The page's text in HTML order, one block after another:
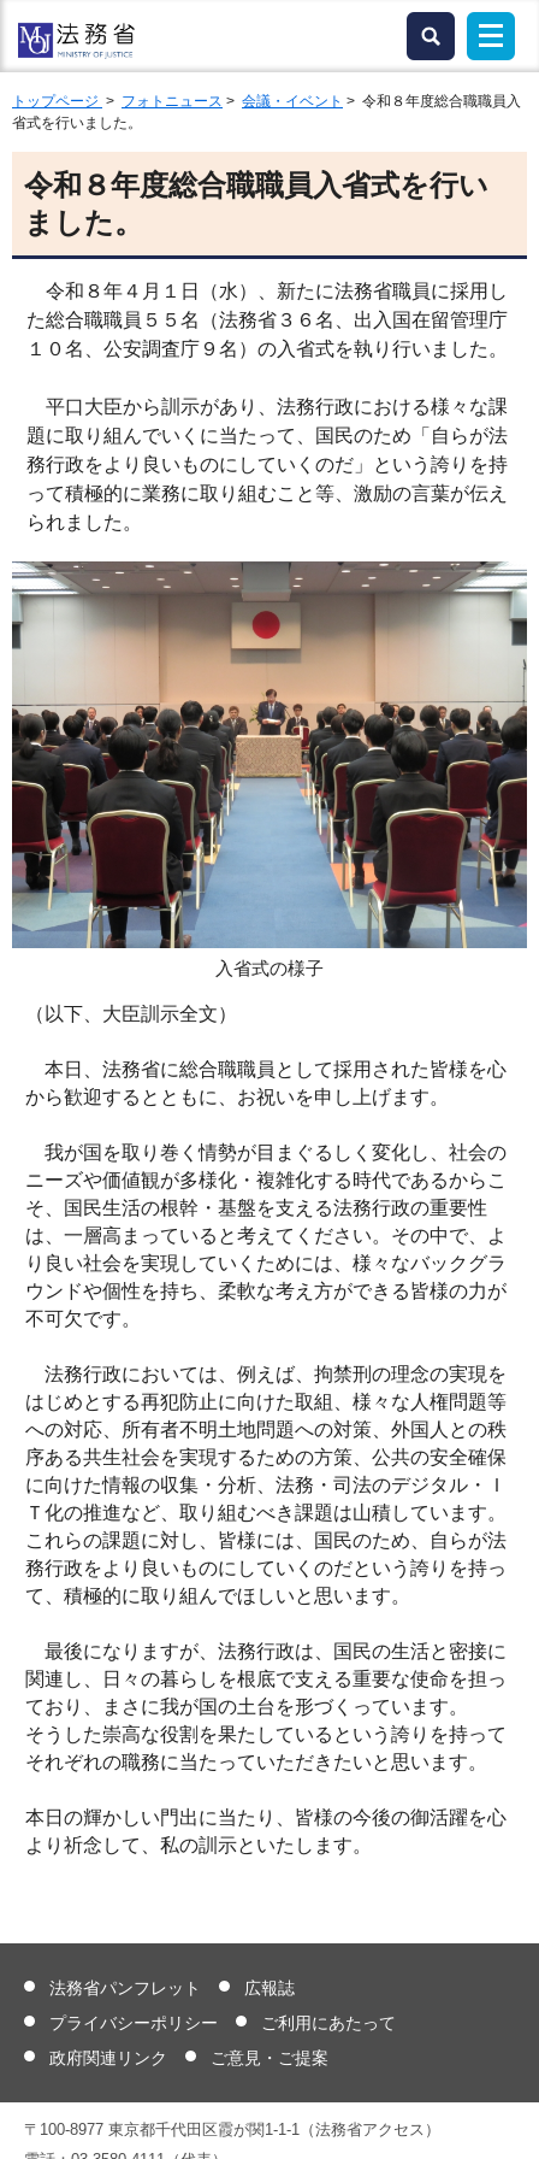
トップページ > フォトニュース > 会議・イベント > 令和８年度総合職職員入
省式を行いました。
令和８年度総合職職員入省式を行い
ました。
令和８年４月１日（水）、新たに法務省職員に採用し
た総合職職員５５名（法務省３６名、出入国在留管理庁
１０名、公安調査庁９名）の入省式を執り行いました。
平口大臣から訓示があり、法務行政における様々な課
題に取り組んでいくに当たって、国民のため「自らが法
務行政をより良いものにしていくのだ」という誇りを持
って積極的に業務に取り組むこと等、激励の言葉が伝え
られました。
入省式の様子
（以下、大臣訓示全文）
本日、法務省に総合職職員として採用された皆様を心
から歓迎するとともに、お祝いを申し上げます。
我が国を取り巻く情勢が目まぐるしく変化し、社会の
ニーズや価値観が多様化・複雑化する時代であるからこ
そ、国民生活の根幹・基盤を支える法務行政の重要性
は、一層高まっていると考えてください。その中で、よ
り良い社会を実現していくためには、様々なバックグラ
ウンドや個性を持ち、柔軟な考え方ができる皆様の力が
不可欠です。
法務行政においては、例えば、拘禁刑の理念の実現を
はじめとする再犯防止に向けた取組、様々な人権問題等
への対応、所有者不明土地問題への対策、外国人との秩
序ある共生社会を実現するための方策、公共の安全確保
に向けた情報の収集・分析、法務・司法のデジタル・Ｉ
Ｔ化の推進など、取り組むべき課題は山積しています。
これらの課題に対し、皆様には、国民のため、自らが法
務行政をより良いものにしていくのだという誇りを持っ
て、積極的に取り組んでほしいと思います。
最後になりますが、法務行政は、国民の生活と密接に
関連し、日々の暮らしを根底で支える重要な使命を担っ
ており、まさに我が国の土台を形づくっています。
そうした崇高な役割を果たしているという誇りを持って
それぞれの職務に当たっていただきたいと思います。
本日の輝かしい門出に当たり、皆様の今後の御活躍を心
より祈念して、私の訓示といたします。
法務省パンフレット
広報誌
プライバシーポリシー
ご利用にあたって
政府関連リンク
ご意見・ご提案
〒100-8977 東京都千代田区霞が関1-1-1（法務省アクセス）